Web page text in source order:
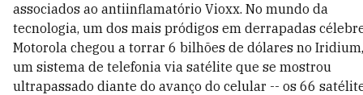
associados ao antiinflamatório Vioxx. No mundo da
tecnologia, um dos mais pródigos em derrapadas
Motorola chegou a torrar 6 bilhões de dólares no Iridium,
um sistema de telefonia via satélite que se mostrou
ultrapassado diante do avanço do celular -- os 66